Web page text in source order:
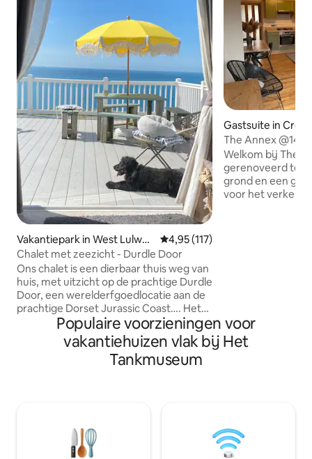
Vakantiepark in West Lulwor
th
Gemiddelde beoordeling van
4,95 (117)
Chalet met zeezicht - Durdle Door
Ons chalet is een dierbaar thuis weg van
huis, met uitzicht op de prachtige Durdle
Door, een werelderfgoedlocatie aan de
prachtige Dorset Jurassic Coast…. Het
chalet heeft een groot terras met
uitzicht op zee, het is een totale
ontsnapping…..het heeft 1 kingsize
slaapkamer met tweepersoonsbed met
panoramisch uitzicht op de zee… aan de
rechterkant het eiland Portland,
Gastsuite in
The Annex @14
Welkom bij The
gerenoveerd
grond en een
voor het
Lulworth Cove,
prachtige zand
Populaire voorzieningen voor
vakantiehuizen vlak bij Het
Tankmuseum